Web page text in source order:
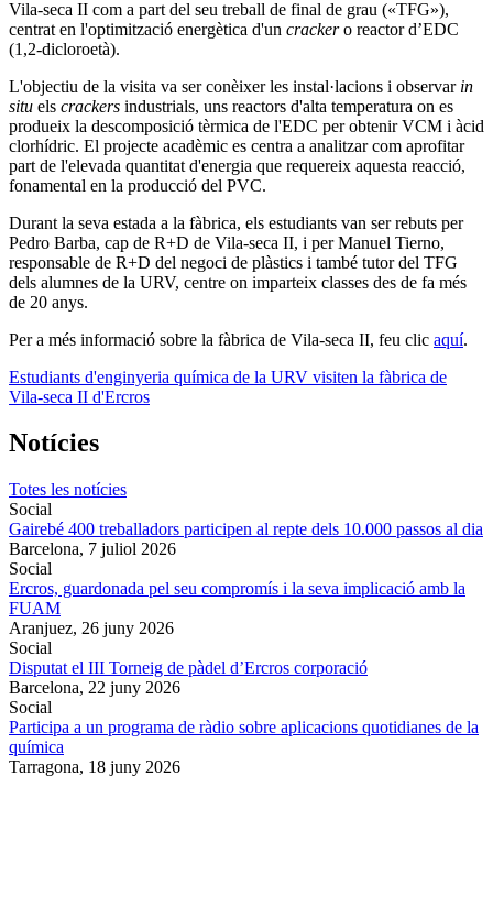
Vila-seca II com a part del seu treball de final de grau («TFG»),
centrat en l'optimització energètica d'un crackero reactor d’EDC
(1,2-dicloroetà).
L'objectiu de la visita va ser conèixer les instal·lacions i observar in
situ els crackers industrials, uns reactors d'alta temperatura on es
produeix la descomposició tèrmica de l'EDC per obtenir VCM i àcid
clorhídric. El projecte acadèmic es centra a analitzar com aprofitar
part de l'elevada quantitat d'energia que requereix aquesta reacció,
fonamental en la producció del PVC.
Durant la seva estada a la fàbrica, els estudiants van ser rebuts per
Pedro Barba, cap de R+D de Vila-seca II, i per Manuel Tierno,
responsable de R+D del negoci de plàstics i també tutor del TFG
dels alumnes de la URV, centre on imparteix classes des de fa més
de 20 anys.
Per a més informació sobre la fàbrica de Vila-seca II, feu clic aquí.
Estudiants d'enginyeria química de la URV visiten la fàbrica de
Vila-seca II d'Ercros
Notícies
Totes les notícies
Social
Gairebé 400 treballadors participen al repte dels 10.000 passos al dia
Barcelona, 7 juliol 2026
Social
Ercros, guardonada pel seu compromís i la seva implicació amb la
FUAM
Aranjuez, 26 juny 2026
Social
Disputat el III Torneig de pàdel d’Ercros corporació
Barcelona, 22 juny 2026
Social
Participa a un programa de ràdio sobre aplicacions quotidianes de la
química
Tarragona, 18 juny 2026